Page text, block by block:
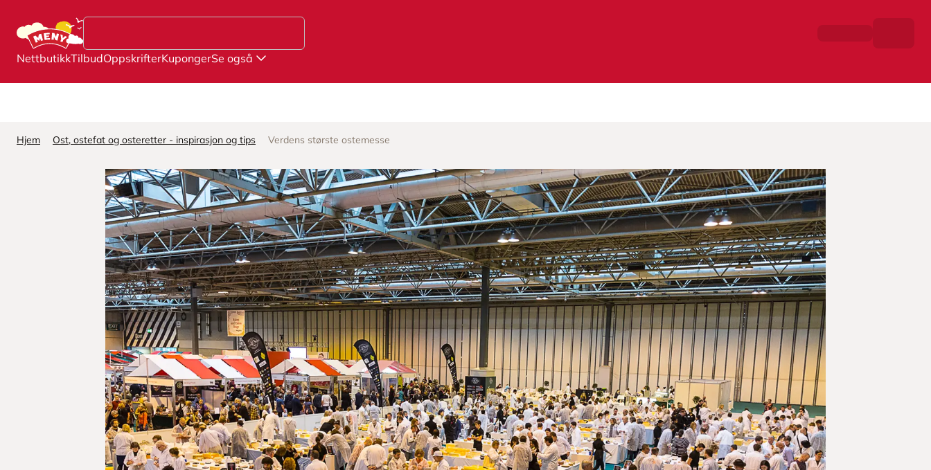
NettbutikkTilbudOppskrifterKupongerSe også
Hjem Ost, ostefat og osteretter - inspirasjon og tips Verdens største ostemesse